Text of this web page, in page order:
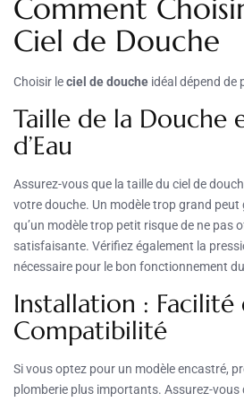
Comment
Ciel de Douche
Choisir leciel de douche idéal dépend de
Taille de la Douche
d’Eau
Assurez-vous que la taille du ciel de
votre douche. Un modèle trop grand peut
qu’un modèle trop petit risque de ne pas
satisfaisante. Vérifiez également la
nécessaire pour le bon fonctionnement
Installation : Facilité
Compatibilité
Si vous optez pour un modèle encastré,
plomberie plus importants. Assurez-vous